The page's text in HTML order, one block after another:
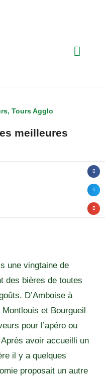
, Tours Agglo
meilleures
une vingtaine de
des bières de toutes
D’Amboise à
et Bourgueil
pour l’apéro ou
avoir accueilli un
il y a quelques
proposait un autre